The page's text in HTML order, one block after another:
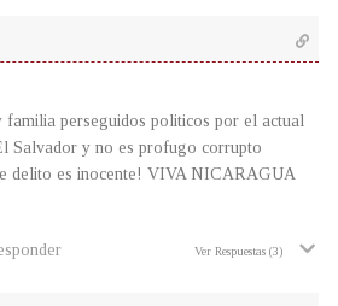
perseguidos politicos por el actual
Salvador y no es profugo corrupto
delito es inocente! VIVA NICARAGUA
Ver Respuestas (3)